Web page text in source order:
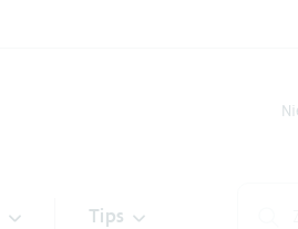
Tips